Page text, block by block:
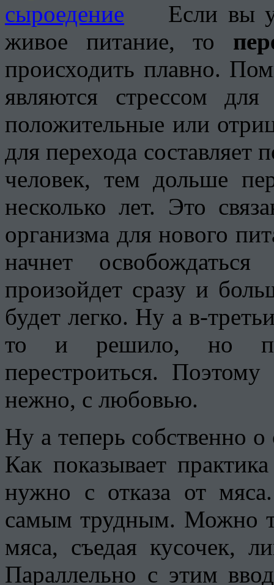
Если вы
живое питание, то
происходить плавно.
являются стрессом
положительные или
для перехода составляет
человек, тем дольше
несколько лет. Это
организма для нового
начнет
произойдет сразу и
будет легко. Ну а в-
то и решило, но
перестроиться.
нежно, с любовью.
Ну а теперь собственно
Как показывает
нужно с отказа от
самым трудным. Можно
мяса, съедая кусочек,
Параллельно с этим